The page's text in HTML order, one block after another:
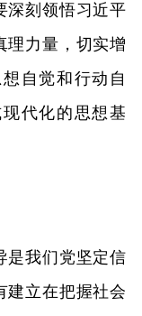
深刻领悟习近平
理力量，切实增
自觉和行动自
代化的思想基
我们党坚定信
建立在把握社会